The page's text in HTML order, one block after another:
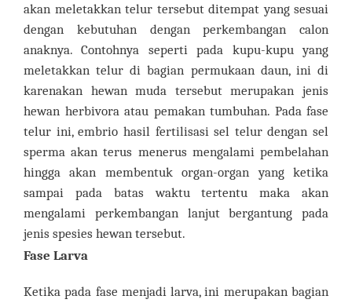
akan meletakkan telur tersebut ditempat yang sesuai
dengan kebutuhan dengan perkembangan calon
anaknya. Contohnya seperti pada kupu-kupu yang
meletakkan telur di bagian permukaan daun, ini di
karenakan hewan muda tersebut merupakan jenis
hewan herbivora atau pemakan tumbuhan. Pada fase
telur ini, embrio hasil fertilisasi sel telur dengan sel
sperma akan terus menerus mengalami pembelahan
hingga akan membentuk organ-organ yang ketika
sampai pada batas waktu tertentu maka akan
mengalami perkembangan lanjut bergantung pada
jenis spesies hewan tersebut.
Fase Larva
Ketika pada fase menjadi larva, ini merupakan bagian